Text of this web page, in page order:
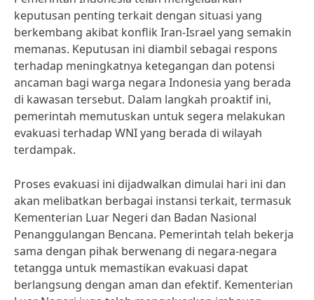
keputusan penting terkait dengan situasi yang
berkembang akibat konflik Iran-Israel yang semakin
memanas. Keputusan ini diambil sebagai respons
terhadap meningkatnya ketegangan dan potensi
ancaman bagi warga negara Indonesia yang berada
di kawasan tersebut. Dalam langkah proaktif ini,
pemerintah memutuskan untuk segera melakukan
evakuasi terhadap WNI yang berada di wilayah
terdampak.
Proses evakuasi ini dijadwalkan dimulai hari ini dan
akan melibatkan berbagai instansi terkait, termasuk
Kementerian Luar Negeri dan Badan Nasional
Penanggulangan Bencana. Pemerintah telah bekerja
sama dengan pihak berwenang di negara-negara
tetangga untuk memastikan evakuasi dapat
berlangsung dengan aman dan efektif. Kementerian